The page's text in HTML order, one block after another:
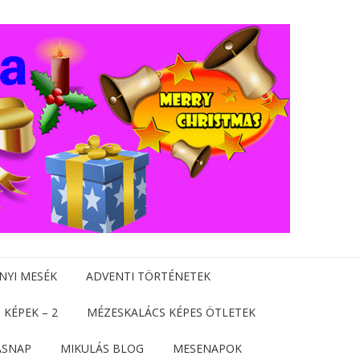
MESÉK ADVENTI TÖRTÉNETEK
KÉPEK – 2 MÉZESKALÁCS KÉPES ÖTLETEK
MIKULÁS BLOG MESENAPOK